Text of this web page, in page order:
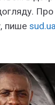
Про
пише